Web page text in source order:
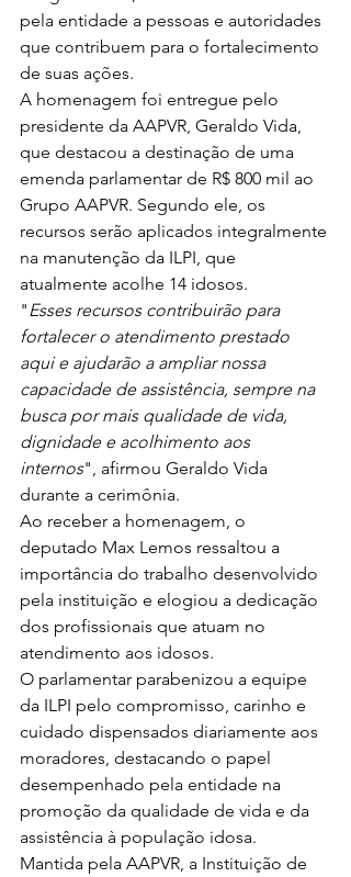
pela entidade a pessoas e autoridades
que contribuem para o fortalecimento
de suas ações.
A homenagem foi entregue pelo
presidente da AAPVR, Geraldo Vida,
que destacou a destinação de uma
emenda parlamentar de R$ 800 mil ao
Grupo AAPVR. Segundo ele, os
recursos serão aplicados integralmente
na manutenção da ILPI, que
atualmente acolhe 14 idosos.
"Esses recursos contribuirão para
fortalecer o atendimento prestado
aqui e ajudarão a ampliar nossa
capacidade de assistência, sempre na
busca por mais qualidade de vida,
dignidade e acolhimento aos
internos", afirmou Geraldo Vida
durante a cerimônia.
Ao receber a homenagem, o
deputado Max Lemos ressaltou a
importância do trabalho desenvolvido
pela instituição e elogiou a dedicação
dos profissionais que atuam no
atendimento aos idosos.
O parlamentar parabenizou a equipe
da ILPI pelo compromisso, carinho e
cuidado dispensados diariamente aos
moradores, destacando o papel
desempenhado pela entidade na
promoção da qualidade de vida e da
assistência à população idosa.
Mantida pela AAPVR, a Instituição de